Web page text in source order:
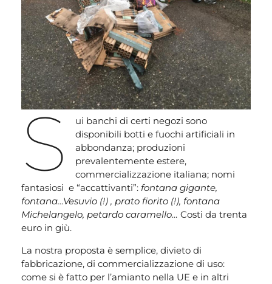
S
ui banchi di certi negozi sono
disponibili botti e fuochi artificiali in
abbondanza; produzioni
prevalentemente estere,
commercializzazione italiana; nomi
fantasiosi e “accattivanti”: fontana gigante,
fontana…Vesuvio (!) , prato fiorito (!), fontana
Michelangelo, petardo caramello… Costi da trenta
euro in giù.
La nostra proposta è semplice, divieto di
fabbricazione, di commercializzazione di uso:
come si è fatto per l’amianto nella UE e in altri